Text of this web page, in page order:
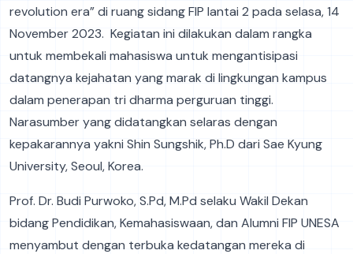
revolution era” di ruang sidang FIP lantai 2 pada selasa, 14
November 2023. Kegiatan ini dilakukan dalam rangka
untuk membekali mahasiswa untuk mengantisipasi
datangnya kejahatan yang marak di lingkungan kampus
dalam penerapan tri dharma perguruan tinggi.
Narasumber yang didatangkan selaras dengan
kepakarannya yakni Shin Sungshik, Ph.D dari Sae Kyung
University, Seoul, Korea.
Prof. Dr. Budi Purwoko, S.Pd, M.Pd selaku Wakil Dekan
bidang Pendidikan, Kemahasiswaan, dan Alumni FIP UNESA
menyambut dengan terbuka kedatangan mereka di